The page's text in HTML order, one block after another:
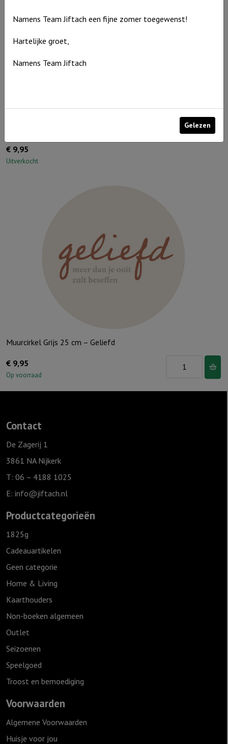
aantal
Muurcirkel Bruinroze 25 cm – U geeft een toekomst vol van
€ 9,95
Uitverkocht
Muurcirkel Grijs 25 cm – Geliefd
€ 9,95
Op voorraad
25
Contact
De Zagerij 1
3861 NA Nijkerk
T: 06 – 4188 1025
E: info@jiftach.nl
Productcategorieën
1825g
Cadeauartikelen
Geen categorie
Home & Living
Kaarthouders
Non-boeken algemeen
Outlet
Seizoenen
Speelgoed
Troost en bemoediging
Voorwaarden
Algemene Voorwaarden
Huisje voor jou
Namens Team Jiftach een fijne zomer toegewenst!
Hartelijke groet,
Namens Team Jiftach
Gelezen